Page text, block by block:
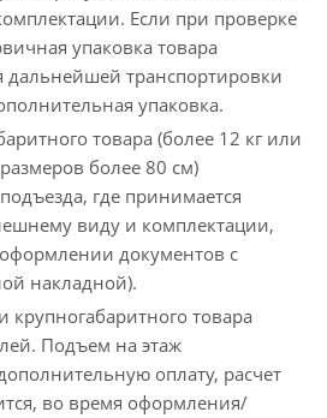
Если при проверке
упаковка товара
дальнейшей транспортировки
упаковка.
товара (более 12 кг или
более 80 см)
где принимается
виду и комплектации,
документов с
накладной).
крупногабаритного товара
Подъем на этаж
оплату, расчет
во время оформления/